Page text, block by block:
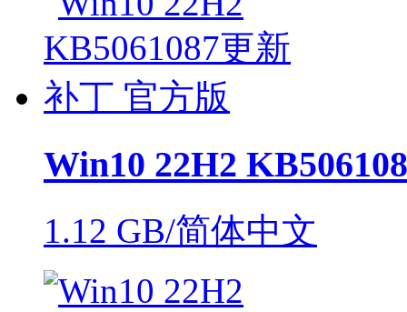
Win10 22H2
1.12 GB/简体中文